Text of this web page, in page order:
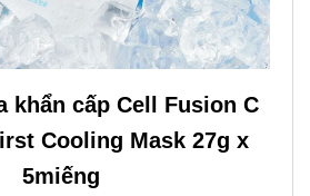
khẩn cấp Cell Fusion C
Cooling Mask 27g x
5miếng